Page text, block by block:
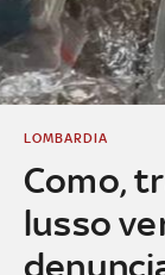
Como,
lusso
LOMBARDIA